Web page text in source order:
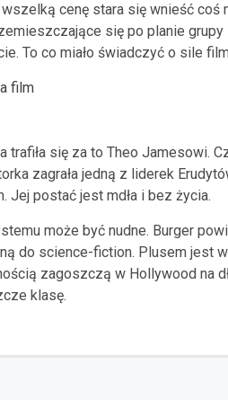
wszelką cenę stara się wnieść
się po planie
To co miało świadczyć o sile
trafiła się za to Theo Jamesowi.
zagrała jedną z liderek
Jej postać jest mdła i bez życia.
może być nudne. Burger
do science-fiction. Plusem jest
zagoszczą w Hollywood na
klasę.